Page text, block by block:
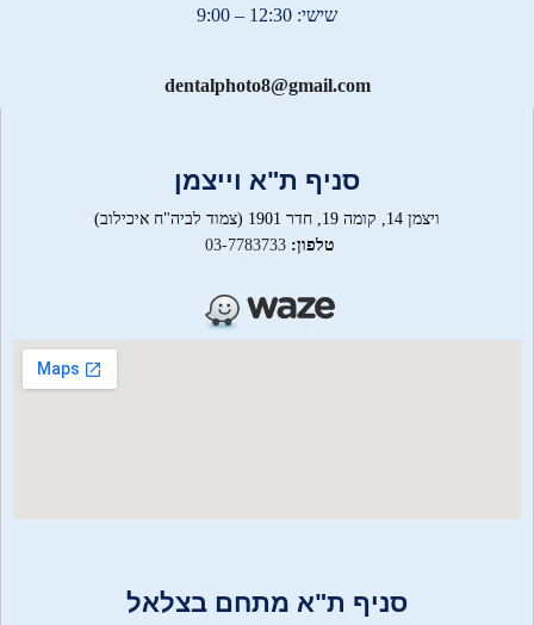
שישי: 12:30 – 9:00
dentalphoto8@gmail.com
סניף ת"א וייצמן
ויצמן 14, קומה 19, חדר 1901 (צמוד לביה"ח איכילוב)
טלפון: 03-7783733
סניף ת"א מתחם בצלאל